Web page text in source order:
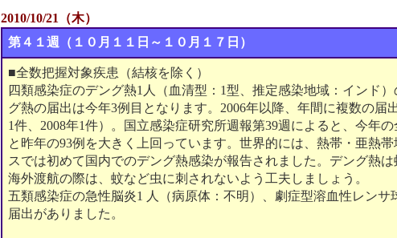
2010/10/21（木）
第４１週（１０月１１日～１０月１７日）
■全数把握対象疾患（結核を除く）
四類感染症のデング熱1人（血清型：1型、推定感染地域：インド
グ熱の届出は今年3例目となります。2006年以降、年間に複数の届
1件、2008年1件）。国立感染症研究所週報第39週によると、今年
と昨年の93例を大きく上回っています。世界的には、熱帯・亜熱
スでは初めて国内でのデング熱感染が報告されました。デング熱は
海外渡航の際は、蚊など虫に刺されないよう工夫しましょう。
五類感染症の急性脳炎1 人（病原体：不明）、劇症型溶血性レン
届出がありました。